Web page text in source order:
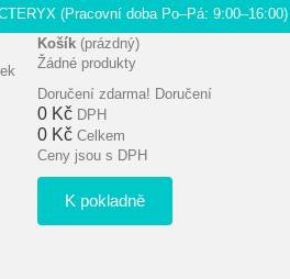
(Pracovní doba Po–Pá: 9:00–16:00)
Košík (prázdný)
Žádné produkty
Doručení zdarma! Doručení
0 Kč DPH
0 Kč Celkem
Ceny jsou s DPH
K pokladně